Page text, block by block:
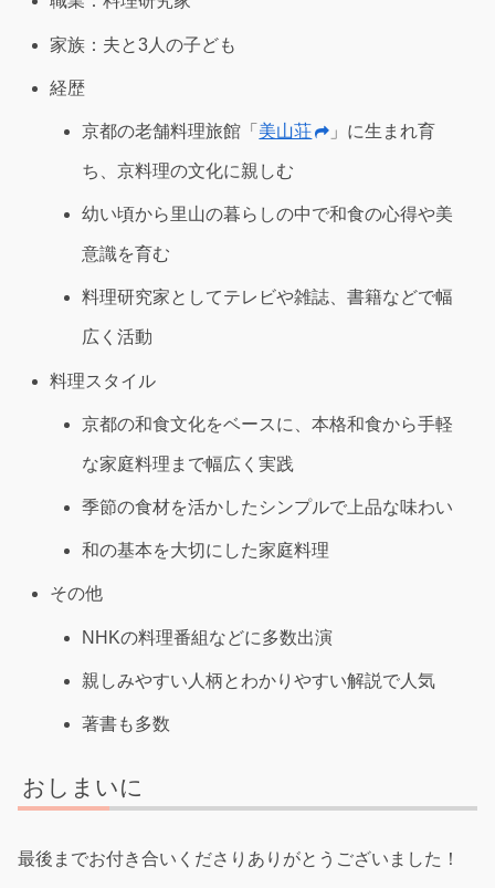
家族：夫と3人の子ども
経歴
京都の老舗料理旅館「 美山荘 」に生まれ育
ち、京料理の文化に親しむ
幼い頃から里山の暮らしの中で和食の心得や美
意識を育む
料理研究家としてテレビや雑誌、書籍などで幅
広く活動
料理スタイル
京都の和食文化をベースに、本格和食から手軽
な家庭料理まで幅広く実践
季節の食材を活かしたシンプルで上品な味わい
和の基本を大切にした家庭料理
その他
NHKの料理番組などに多数出演
親しみやすい人柄とわかりやすい解説で人気
著書も多数
おしまいに
最後までお付き合いくださりありがとうございました！